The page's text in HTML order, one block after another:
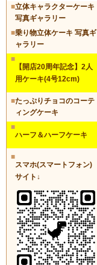
■立体キャラクターケーキ
写真ギャラリー
■乗り物立体ケーキ 写真ギ
ャラリー
■
【開店20周年記念】2人
用ケーキ(4号12cm)
■たっぷりチョコのコーテ
ィングケーキ
■
ハーフ＆ハーフケーキ
■
スマホ(スマートフォン)
サイト↓